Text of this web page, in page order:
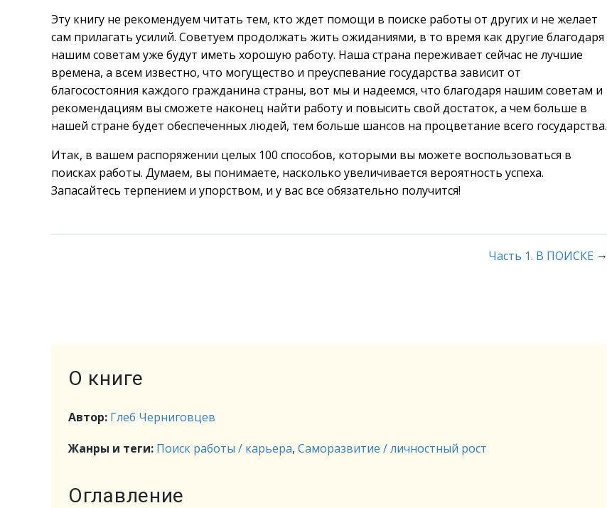
Эту книгу не рекомендуем читать тем, кто ждет помощи в поиске работы от других и не желает
сам прилагать усилий. Советуем продолжать жить ожиданиями, в то время как другие благодаря
нашим советам уже будут иметь хорошую работу. Наша страна переживает сейчас не лучшие
времена, а всем известно, что могущество и преуспевание государства зависит от
благосостояния каждого гражданина страны, вот мы и надеемся, что благодаря нашим советам и
рекомендациям вы сможете наконец найти работу и повысить свой достаток, а чем больше в
нашей стране будет обеспеченных людей, тем больше шансов на процветание всего государства.
Итак, в вашем распоряжении целых 100 способов, которыми вы можете воспользоваться в
поисках работы. Думаем, вы понимаете, насколько увеличивается вероятность успеха.
Запасайтесь терпением и упорством, и у вас все обязательно получится!
Часть 1. В ПОИСКЕ →
О книге
Автор: Глеб Черниговцев
Жанры и теги: Поиск работы / карьера, Саморазвитие / личностный рост
Оглавление